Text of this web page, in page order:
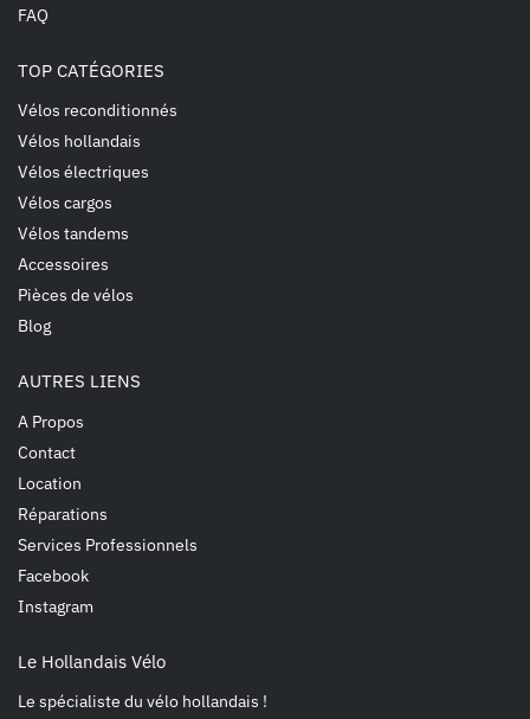
FAQ
TOP CATÉGORIES
Vélos reconditionnés
Vélos hollandais
Vélos électriques
Vélos cargos
Vélos tandems
Accessoires
Pièces de vélos
Blog
AUTRES LIENS
A Propos
Contact
Location
Réparations
Services Professionnels
Facebook
Instagram
Le Hollandais Vélo
Le spécialiste du vélo hollandais !